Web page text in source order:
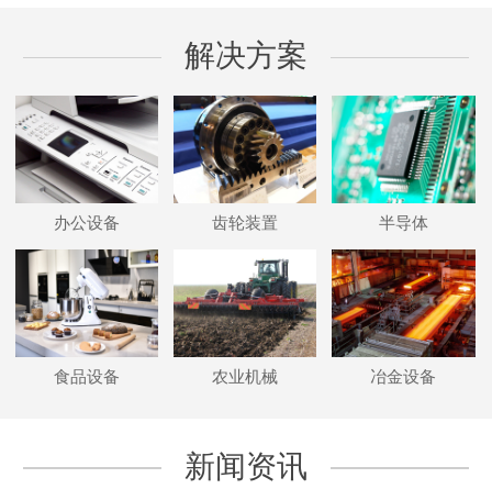
解决方案
办公设备 齿轮装置 半导体
食品设备 农业机械 冶金设备
新闻资讯